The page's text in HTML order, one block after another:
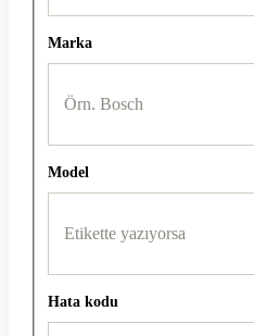
Marka
Model
Hata kodu